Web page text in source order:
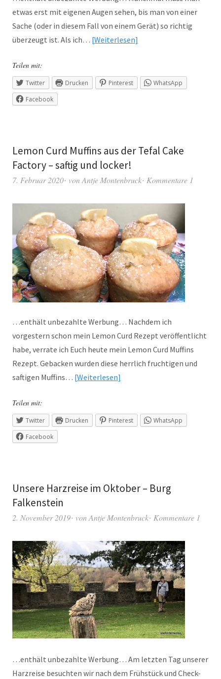
etwas erst mit eigenen Augen sehen, bis man von einer
Sache (oder in diesem Fall von einem Gerät) so richtig
überzeugt ist. Als ich… Weiterlesen
Teilen mit:
Twitter Drucken Pinterest
WhatsApp
Facebook
Lemon Curd Muffins aus der Tefal Cake
Factory – saftig und locker!
7. Februar 2020 vonAntje Montenbruck Kommentare 1
…enthält unbezahlte Werbung… Nachdem ich
vorgestern schon mein Lemon Curd Rezept veröffentlicht
habe, verrate ich Euch heute mein Lemon Curd Muffins
Rezept. Gebacken wurden diese herrlich fruchtigen und
saftigen Muffins… Weiterlesen
Teilen mit:
Twitter Drucken Pinterest
WhatsApp
Facebook
Unsere Harzreise im Oktober – Burg
Falkenstein
2. November 2019 vonAntje Montenbruck Kommentare 1
…enthält unbezahlte Werbung… Am letzten Tag unserer
Harzreise besuchten wir nach dem Frühstück und Check-